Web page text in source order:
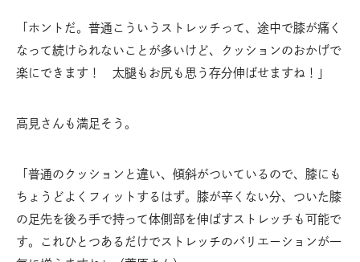
「ホントだ。普通こういうストレッチって、途中で膝が痛く
なって続けられないことが多いけど、クッションのおかげで
楽にできます！ 太腿もお尻も思う存分伸ばせますね！」
高見さんも満足そう。
「普通のクッションと違い、傾斜がついているので、膝にも
ちょうどよくフィットするはず。膝が辛くない分、ついた膝
の足先を後ろ手で持って体側部を伸ばすストレッチも可能で
す。これひとつあるだけでストレッチのバリエーションが一